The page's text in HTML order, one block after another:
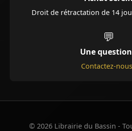
Droit de rétractation de 14
💬
Une
Contactez-
© 2026 Librairie du Bassin -